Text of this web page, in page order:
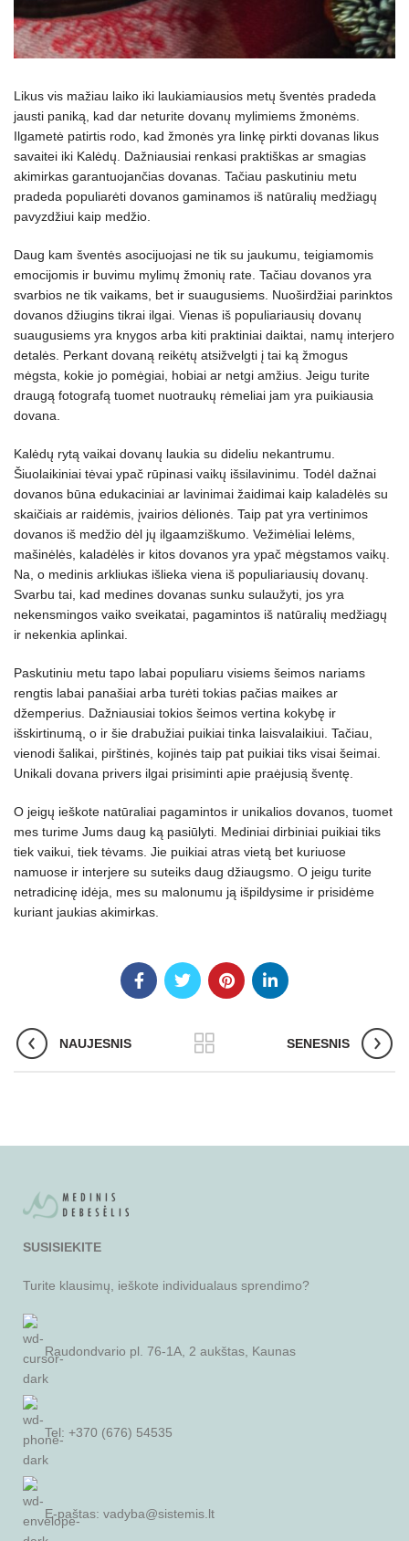
Likus vis mažiau laiko iki laukiamiausios metų šventės pradeda
jausti paniką, kad dar neturite dovanų mylimiems žmonėms.
Ilgametė patirtis rodo, kad žmonės yra linkę pirkti dovanas likus
savaitei iki Kalėdų. Dažniausiai renkasi praktiškas ar smagias
akimirkas garantuojančias dovanas. Tačiau paskutiniu metu
pradeda populiarėti dovanos gaminamos iš natūralių medžiagų
pavyzdžiui kaip medžio.
Daug kam šventės asocijuojasi ne tik su jaukumu, teigiamomis
emocijomis ir buvimu mylimų žmonių rate. Tačiau dovanos yra
svarbios ne tik vaikams, bet ir suaugusiems. Nuoširdžiai parinktos
dovanos džiugins tikrai ilgai. Vienas iš populiariausių dovanų
suaugusiems yra knygos arba kiti praktiniai daiktai, namų interjero
detalės. Perkant dovaną reikėtų atsižvelgti į tai ką žmogus
mėgsta, kokie jo pomėgiai, hobiai ar netgi amžius. Jeigu turite
draugą fotografą tuomet nuotraukų rėmeliai jam yra puikiausia
dovana.
Kalėdų rytą vaikai dovanų laukia su dideliu nekantrumu.
Šiuolaikiniai tėvai ypač rūpinasi vaikų išsilavinimu. Todėl dažnai
dovanos būna edukaciniai ar lavinimai žaidimai kaip kaladėlės su
skaičiais ar raidėmis, įvairios dėlionės. Taip pat yra vertinimos
dovanos iš medžio dėl jų ilgaamziškumo. Vežimėliai lelėms,
mašinėlės, kaladėlės ir kitos dovanos yra ypač mėgstamos vaikų.
Na, o medinis arkliukas išlieka viena iš populiariausių dovanų.
Svarbu tai, kad medines dovanas sunku sulaužyti, jos yra
nekensmingos vaiko sveikatai, pagamintos iš natūralių medžiagų
ir nekenkia aplinkai.
Paskutiniu metu tapo labai populiaru visiems šeimos nariams
rengtis labai panašiai arba turėti tokias pačias maikes ar
džemperius. Dažniausiai tokios šeimos vertina kokybę ir
išskirtinumą, o ir šie drabužiai puikiai tinka laisvalaikiui. Tačiau,
vienodi šalikai, pirštinės, kojinės taip pat puikiai tiks visai šeimai.
Unikali dovana privers ilgai prisiminti apie praėjusią šventę.
O jeigų ieškote natūraliai pagamintos ir unikalios dovanos, tuomet
mes turime Jums daug ką pasiūlyti. Mediniai dirbiniai puikiai tiks
tiek vaikui, tiek tėvams. Jie puikiai atras vietą bet kuriuose
namuose ir interjere su suteiks daug džiaugsmo. O jeigu turite
netradicinę idėja, mes su malonumu ją išpildysime ir prisidėme
kuriant jaukias akimirkas.
NAUJESNIS SENESNIS
SUSISIEKITE
Turite klausimų, ieškote individualaus sprendimo?
Raudondvario pl. 76-1A, 2 aukštas, Kaunas
Tel: +370 (676) 54535
E-paštas: vadyba@sistemis.lt